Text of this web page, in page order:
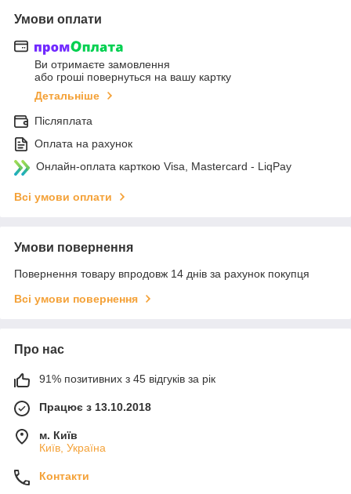
Умови оплати
Ви отримаєте замовлення
або гроші повернуться на вашу картку
Детальніше
Післяплата
Оплата на рахунок
Онлайн-оплата карткою Visa, Mastercard - LiqPay
Всі умови оплати
Умови повернення
Повернення товару впродовж 14 днів за рахунок покупця
Всі умови повернення
Про нас
91% позитивних з 45 відгуків за рік
Працює з 13.10.2018
м. Київ
Київ, Україна
Контакти